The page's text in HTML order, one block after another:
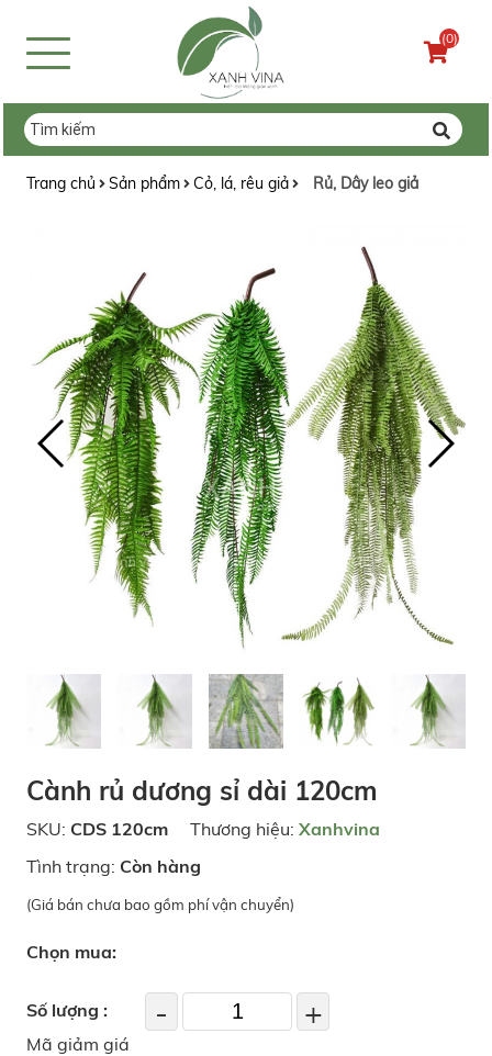
(0)
Trang chủ Sản phẩm Cỏ, lá, rêu giả Rủ, Dây leo giả
Cành rủ dương sỉ dài 120cm
SKU: CDS 120cm Thương hiệu: Xanhvina
Tình trạng: Còn hàng
(Giá bán chưa bao gồm phí vận chuyển)
Chọn mua:
Số lượng : - +
Mã giảm giá